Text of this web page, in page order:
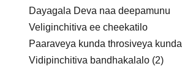
Dayagala Deva naa deepamunu
Veliginchitiva ee cheekatilo
Paaraveya kunda throsiveya kunda
Vidipinchitiva bandhakalalo (2)